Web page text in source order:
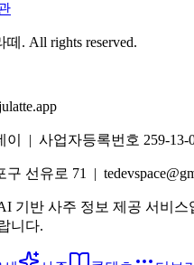
떼. All rights reserved.
이 | 사업자등록번호 259-13-
선유로 71 |
기반 사주 정보 제공 서비
니다.